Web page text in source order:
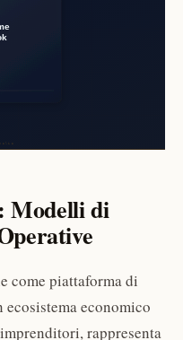
Modelli di
come piattaforma di
economico
rappresenta